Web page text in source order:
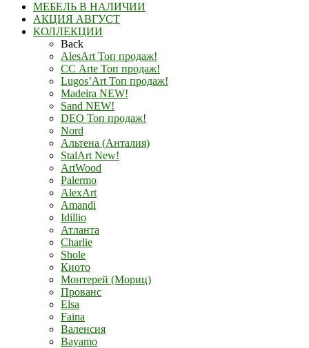
МЕБЕЛЬ В НАЛИЧИИ
АКЦИЯ АВГУСТ
КОЛЛЕКЦИИ
Back
AlesArt Топ продаж!
СС Arte Топ продаж!
Lugos’Art Топ продаж!
Madeira NEW!
Sand NEW!
DEO Топ продаж!
Nord
Альтена (Анталия)
StalArt New!
ArtWood
Palermo
AlexArt
Amandi
Idillio
Атланта
Charlie
Shole
Киото
Монтерей (Мориц)
Прованс
Elsa
Faina
Валенсия
Bayamo